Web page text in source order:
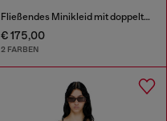
Fließendes Minikleid mit doppelten Trägern
€ 175,00
2 FARBEN